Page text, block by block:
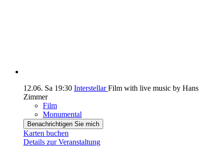
12.06. Sa 19:30 InterstellarFilm with live music by Hans
Zimmer
Film
Monumental
Benachrichtigen Sie mich
Karten buchen
Details zur Veranstaltung